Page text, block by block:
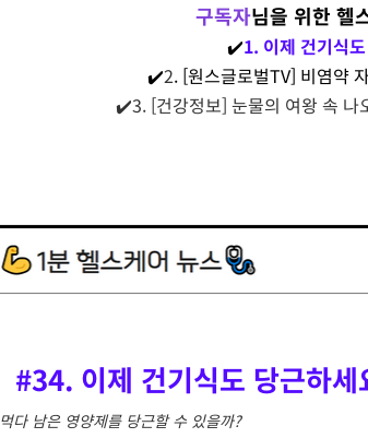
구독자님을 위한 헬
✔️1. 이제 건기식
✔️2. [원스글로벌TV] 비염약
✔️3. [건강정보] 눈물의 여왕 속 나
#34. 이제 건기식도 당근하세
먹다 남은 영양제를 당근할 수 있을까?